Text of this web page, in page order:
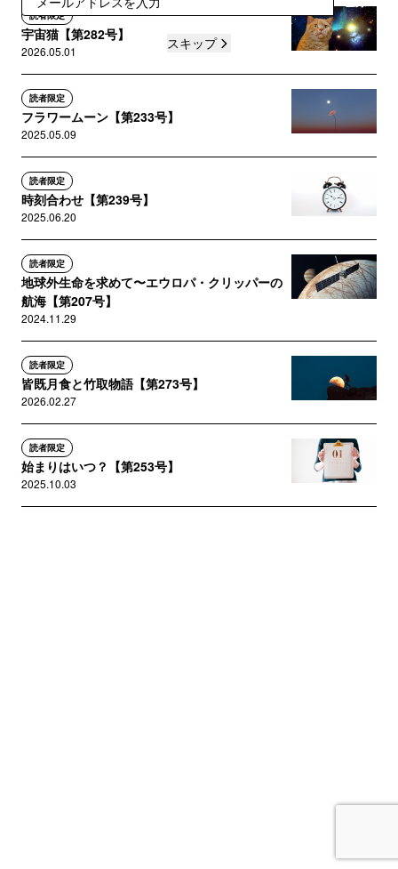
読者限定
宇宙猫【第282号】
2026.05.01
読者限定
フラワームーン【第233号】
2025.05.09
読者限定
時刻合わせ【第239号】
2025.06.20
読者限定
地球外生命を求めて〜エウロパ・クリッパーの
航海【第207号】
2024.11.29
読者限定
皆既月食と竹取物語【第273号】
2026.02.27
読者限定
始まりはいつ？【第253号】
2025.10.03
スキップ